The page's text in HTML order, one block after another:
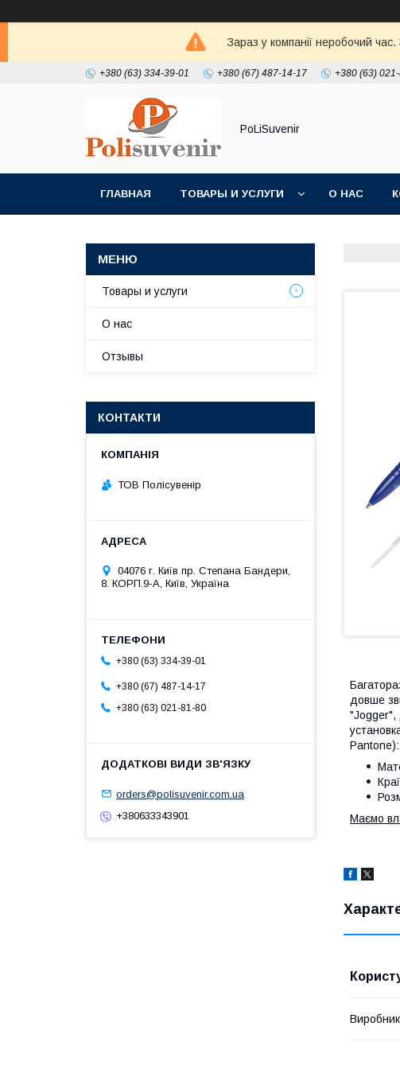
Зараз у компанії неробочий
+380 (63) 334-39-01 +380 (67) 487-14-17 +380 (63)
PoLiSuvenir
ГЛАВНАЯ ТОВАРЫ И УСЛУГИ О НАС
довше
"Jogger",
Маємо
Виробник
Товары и услуги
О нас
Отзывы
КОНТАКТИ
ТОВ Полісувенір
04076 г. Київ пр. Степана Бандери,
8. КОРП.9-А, Київ, Україна
+380 (63) 334-39-01
+380 (67) 487-14-17
+380 (63) 021-81-80
orders@polisuvenir.com.ua
+380633343901